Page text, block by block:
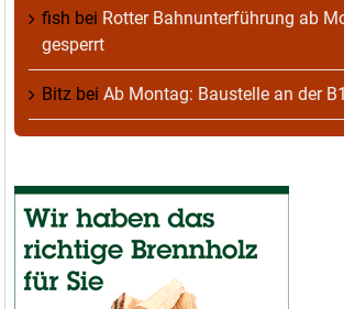
fish bei Rotter Bahnunterführung ab
gesperrt
Bitz bei Ab Montag: Baustelle an der